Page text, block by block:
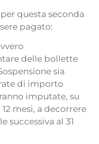
questa seconda
pagato:
delle bollette
sia
di importo
imputate, su
mesi, a decorrere
successiva al 31